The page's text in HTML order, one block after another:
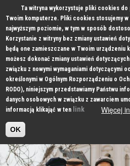
Ta witryna wykorzystuje pliki cookies
Twoim komputerze. Pliki cookies stosujemy w
najwyższym poziomie, w tym w sposób
Korzystanie z witryny bez zmiany ustawień
będą one zamieszczane w Twoim urządzeniu
możesz dokonać zmiany ustawień
związku z nowymi wymaganiami dotyczącymi
określonymi w Ogólnym Rozporządzeniu o
RODO), niniejszym przedstawiamy Państwu
danych osobowych w związku z zawarciem
informacją klikająć w ten link Więcej
OK